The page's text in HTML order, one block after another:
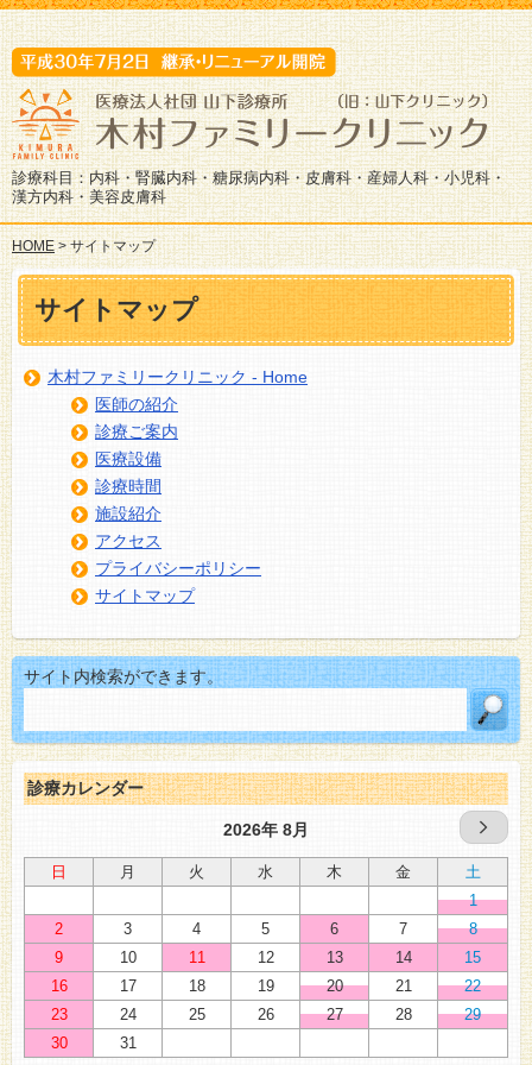
診療科目：内科・腎臓内科・糖尿病内科・皮膚科・産婦人科・小児科・
漢方内科・美容皮膚科
HOME> サイトマップ
サイトマップ
木村ファミリークリニック - Home
医師の紹介
診療ご案内
医療設備
診療時間
施設紹介
アクセス
プライバシーポリシー
サイトマップ
サイト内検索ができます。
診療カレンダー
2026年 8月
日 月 火 水 木 金
土
1
2
3 4 5 6 7
8
9
10 11 12 13 14
15
16
17 18 19 20 21
22
23
24 25 26 27 28
29
30
31